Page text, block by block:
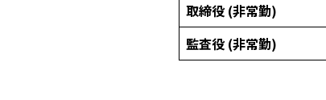
取締役 (非常勤)
監査役 (非常勤)